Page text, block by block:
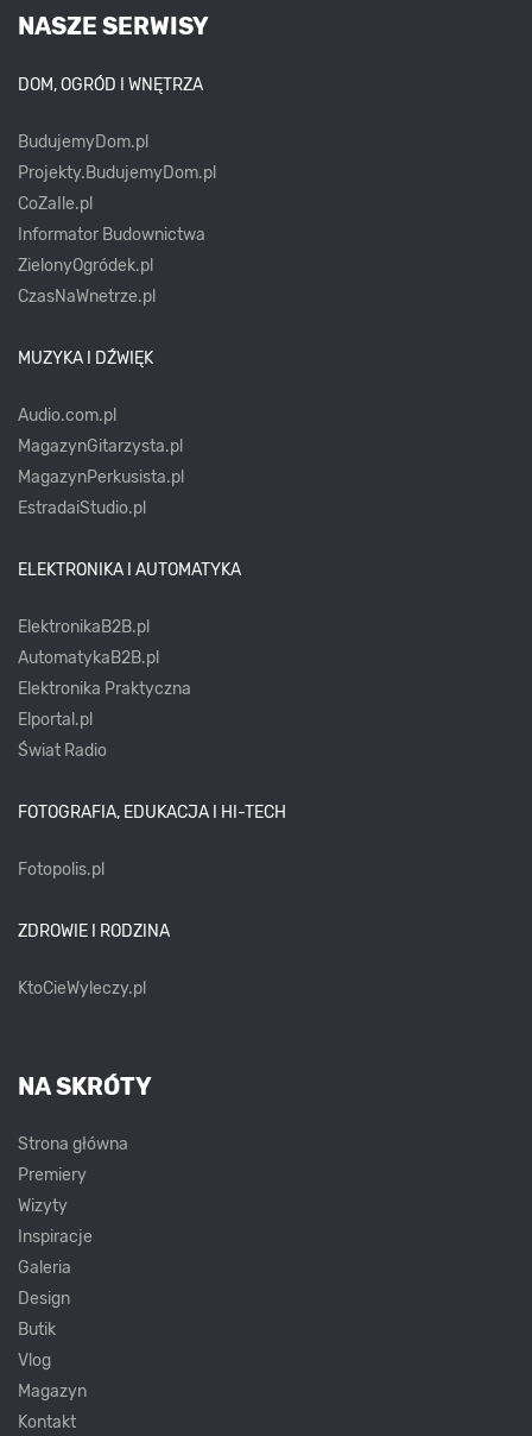
NASZE SERWISY
DOM, OGRÓD I WNĘTRZA
BudujemyDom.pl
Projekty.BudujemyDom.pl
CoZaIle.pl
Informator Budownictwa
ZielonyOgródek.pl
CzasNaWnetrze.pl
MUZYKA I DŹWIĘK
Audio.com.pl
MagazynGitarzysta.pl
MagazynPerkusista.pl
EstradaiStudio.pl
ELEKTRONIKA I AUTOMATYKA
ElektronikaB2B.pl
AutomatykaB2B.pl
Elektronika Praktyczna
Elportal.pl
Świat Radio
FOTOGRAFIA, EDUKACJA I HI-TECH
Fotopolis.pl
ZDROWIE I RODZINA
KtoCieWyleczy.pl
NA SKRÓTY
Strona główna
Premiery
Wizyty
Inspiracje
Galeria
Design
Butik
Vlog
Magazyn
Kontakt